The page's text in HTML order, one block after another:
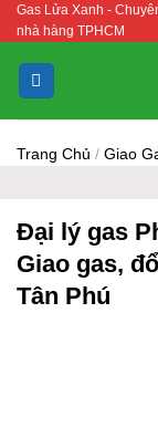
Bỏ
qua
nội
dung
Gas Lửa Xanh -
nhà hàng TPHCM
Trang Chủ / Giao
Đại lý gas
Giao gas,
Tân Phú